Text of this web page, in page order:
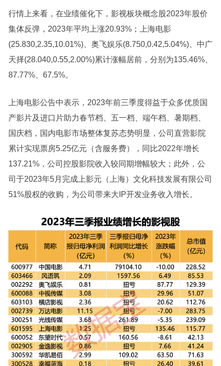
行情上来看，在业绩催化下，影视板块概念股2023年股价
集体反弹，2023年平均上涨20.93%；上海电影
(25.830,2.35,10.01%)、奥飞娱乐(8.750,0.42,5.04%)、中广
天择(28.040,0.55,2.00%)累计涨幅居前，分别为135.46%、
87.77%、67.5%。
上海电影公告中表示，2023年前三季度得益于众多优质国
产影片及进口片助力春节档、五一档、端午档、暑期档、
国庆档，国内电影市场整体复苏态势明显，公司直营影院
累计实现票房5.25亿元（含服务费），同比2022年增长
137.21%，公司控股影院收入较同期增幅较大；此外，公
司于2023年5月完成上影元（上海）文化科技发展有限公司
51%股权的收购，为公司带来大IP开发业务收入增长。